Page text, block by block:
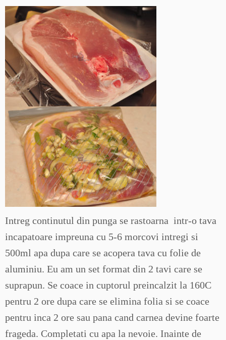
Intreg continutul din punga se rastoarna intr-o tava
incapatoare impreuna cu 5-6 morcovi intregi si
500ml apa dupa care se acopera tava cu folie de
aluminiu. Eu am un set format din 2 tavi care se
suprapun. Se coace in cuptorul preincalzit la 160C
pentru 2 ore dupa care se elimina folia si se coace
pentru inca 2 ore sau pana cand carnea devine foarte
frageda. Completati cu apa la nevoie. Inainte de